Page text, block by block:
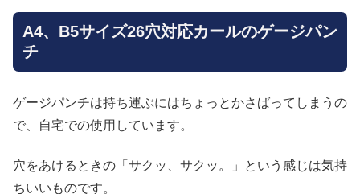
A4、B5サイズ26穴対応カールのゲージパン
チ
ゲージパンチは持ち運ぶにはちょっとかさばってしまうの
で、自宅での使用しています。
穴をあけるときの「サクッ、サクッ。」という感じは気持
ちいいものです。